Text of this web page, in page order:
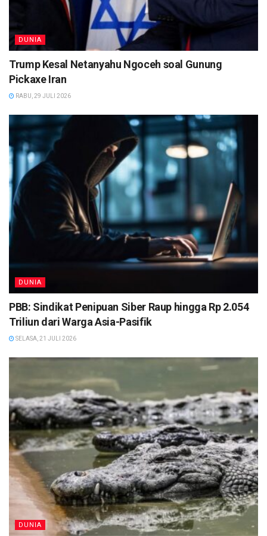
DUNIA
Trump Kesal Netanyahu Ngoceh soal Gunung
Pickaxe Iran
RABU, 29 JULI 2026
DUNIA
PBB: Sindikat Penipuan Siber Raup hingga Rp 2.054
Triliun dari Warga Asia-Pasifik
SELASA, 21 JULI 2026
DUNIA